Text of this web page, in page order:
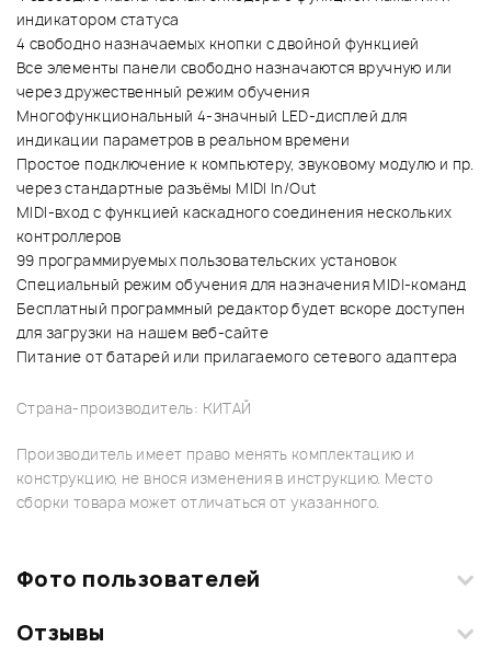
индикатором статуса
4 свободно назначаемых кнопки с двойной функцией
Все элементы панели свободно назначаются вручную или
через дружественный режим обучения
Многофункциональный 4-значный LED-дисплей для
индикации параметров в реальном времени
Простое подключение к компьютеру, звуковому модулю и пр.
через стандартные разъёмы MIDI In/Out
MIDI-вход с функцией каскадного соединения нескольких
контроллеров
99 программируемых пользовательских установок
Специальный режим обучения для назначения MIDI-команд
Бесплатный программный редактор будет вскоре доступен
для загрузки на нашем веб-сайте
Питание от батарей или прилагаемого сетевого адаптера
Страна-производитель: КИТАЙ
Производитель имеет право менять комплектацию и
конструкцию, не внося изменения в инструкцию. Место
сборки товара может отличаться от указанного.
Фото пользователей
Загрузите свои фотографии купленного товара и получите
Отзывы